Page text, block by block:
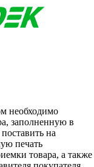
необходимо
заполненную в
на
печать
товара, а также